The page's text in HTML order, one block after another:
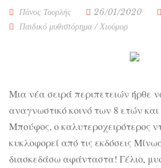
Πάνος Τουρλής 26/01/2020
Παιδικό μυθιστόρημα/Χιούμορ
Μια νέα σειρά περιπετειών ήρθε
αναγνωστικό κοινό των 8 ετών
Μπούφος, ο καλυτεροχειρότερος
κυκλοφορεί από τις εκδόσεις
διασκεδάσω αφάνταστα! Γέλιο,